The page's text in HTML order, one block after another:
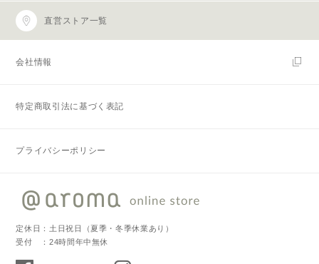
直営ストア一覧
会社情報
特定商取引法に基づく表記
プライバシーポリシー
定休日：土日祝日（夏季・冬季休業あり）
受付 ：24時間年中無休